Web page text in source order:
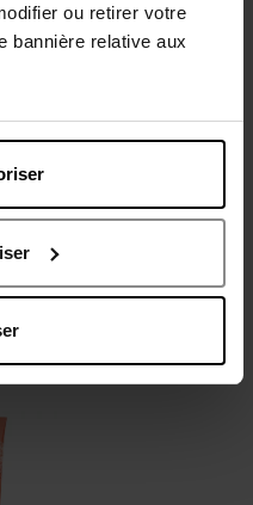
ou retirer votre
bannière relative aux
chose ?